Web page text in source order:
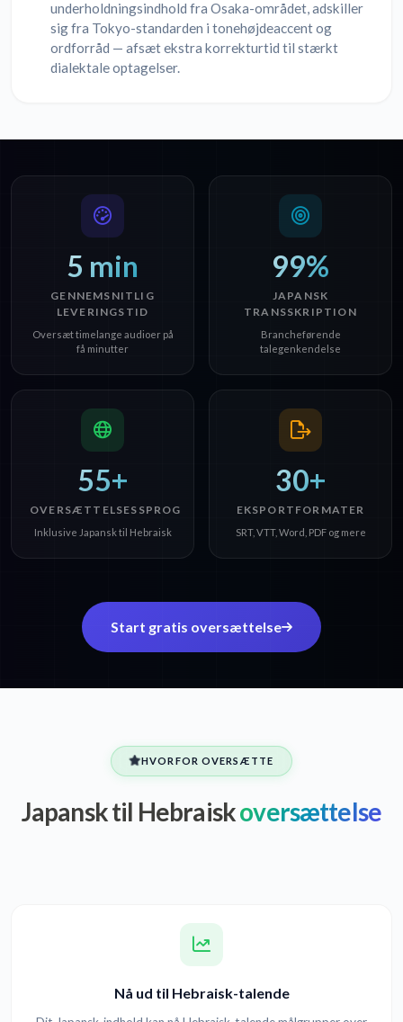
underholdningsindhold fra Osaka-området, adskiller
sig fra Tokyo-standarden i tonehøjdeaccent og
ordforråd — afsæt ekstra korrekturtid til stærkt
dialektale optagelser.
5 min
GENNEMSNITLIG
LEVERINGSTID
Oversæt timelange audioer på
få minutter
99%
JAPANSK
TRANSSKRIPTION
Brancheførende
talegenkendelse
55+
OVERSÆTTELSESSPROG
Inklusive Japansk til Hebraisk
30+
EKSPORTFORMATER
SRT, VTT, Word, PDF og mere
Start gratis oversættelse
HVORFOR OVERSÆTTE
Japansk til Hebraiskoversættelse
Nå ud til Hebraisk-talende